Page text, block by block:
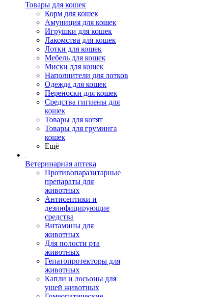
Товары для кошек
Корм для кошек
Амуниция для кошек
Игрушки для кошек
Лакомства для кошек
Лотки для кошек
Мебель для кошек
Миски для кошек
Наполнители для лотков
Одежда для кошек
Переноски для кошек
Средства гигиены для
кошек
Товары для котят
Товары для груминга
кошек
Ещё
Ветеринарная аптека
Противопаразитарные
препараты для
животных
Антисептики и
дезинфицирующие
средства
Витамины для
животных
Для полости рта
животных
Гепатопротекторы для
животных
Капли и лосьоны для
ушей животных